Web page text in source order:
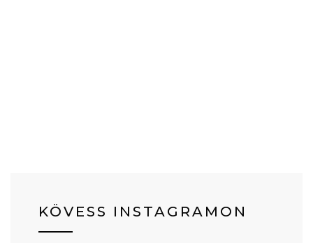
KÖVESS INSTAGRAMON